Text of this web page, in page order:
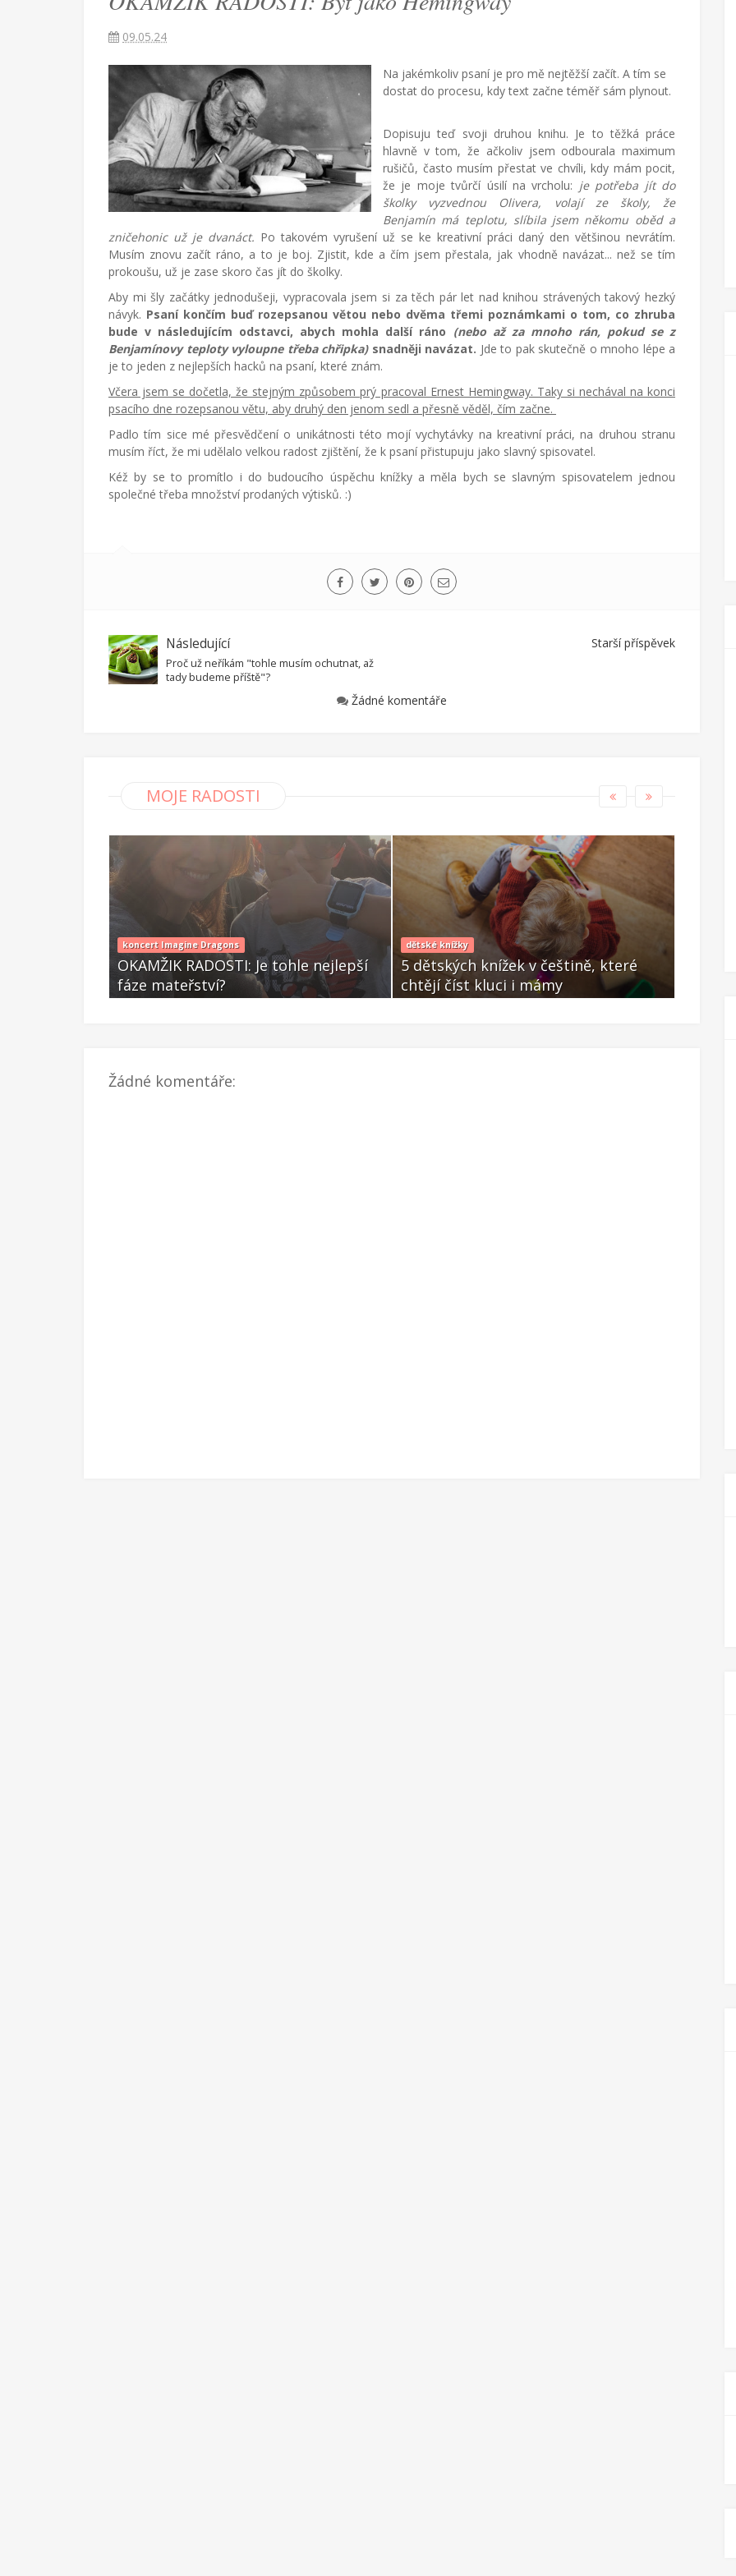
Američana
píše
životě
cizích
zemích,
mateřství
všednodenního
života.
09.05.24
Na jakémkoliv psaní je pro mě nejtěžší začít. A tím se
dostat do procesu, kdy text začne téměř sám plynout.
Dopisuju teď svoji druhou knihu. Je to těžká práce
hlavně v tom, že ačkoliv jsem odbourala maximum
rušičů, často musím přestat ve chvíli, kdy mám pocit,
že je moje tvůrčí úsilí na vrcholu: je potřeba jít do
školky vyzvednou Olivera, volají ze školy, že
Benjamín má teplotu, slíbila jsem někomu oběd a
zničehonic už je dvanáct. Po takovém vyrušení už se ke kreativní práci daný den většinou nevrátím.
Musím znovu začít ráno, a to je boj. Zjistit, kde a čím jsem přestala, jak vhodně navázat... než se tím
prokoušu, už je zase skoro čas jít do školky.
Aby mi šly začátky jednodušeji, vypracovala jsem si za těch pár let nad knihou strávených takový hezký
návyk. Psaní končím buď rozepsanou větou nebo dvěma třemi poznámkami o tom, co zhruba
bude v následujícím odstavci, abych mohla další ráno (nebo až za mnoho rán, pokud se z
Benjamínovy teploty vyloupne třeba chřipka)snadněji navázat. Jde to pak skutečně o mnoho lépe a
je to jeden z nejlepších hacků na psaní, které znám.
Včera jsem se dočetla, že stejným způsobem prý pracoval Ernest Hemingway. Taky si nechával na konci
psacího dne rozepsanou větu, aby druhý den jenom sedl a přesně věděl, čím začne.
Padlo tím sice mé přesvědčení o unikátnosti této mojí vychytávky na kreativní práci, na druhou stranu
musím říct, že mi udělalo velkou radost zjištění, že k psaní přistupuju jako slavný spisovatel.
Kéž by se to promítlo i do budoucího úspěchu knížky a měla bych se slavným spisovatelem jednou
společné třeba množství prodaných výtisků. :)
Následující
Proč už neříkám "tohle musím ochutnat, až
tady budeme příště"?
Starší příspěvek
Žádné komentáře
MOJE RADOSTI
koncert Imagine Dragons
OKAMŽIK RADOSTI: Je tohle nejlepší
fáze mateřství?
dětské knížky
5 dětských knížek v češtině, které
chtějí číst kluci i mámy
Žádné komentáře: